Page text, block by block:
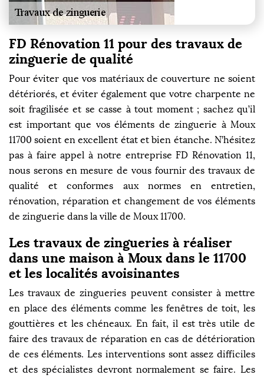
FD Rénovation 11 pour des travaux de
zinguerie de qualité
Pour éviter que vos matériaux de couverture ne soient
détériorés, et éviter également que votre charpente ne
soit fragilisée et se casse à tout moment ; sachez qu’il
est important que vos éléments de zinguerie à Moux
11700 soient en excellent état et bien étanche. N’hésitez
pas à faire appel à notre entreprise FD Rénovation 11,
nous serons en mesure de vous fournir des travaux de
qualité et conformes aux normes en entretien,
rénovation, réparation et changement de vos éléments
de zinguerie dans la ville de Moux 11700.
Les travaux de zingueries à réaliser
dans une maison à Moux dans le 11700
et les localités avoisinantes
Les travaux de zingueries peuvent consister à mettre
en place des éléments comme les fenêtres de toit, les
gouttières et les chéneaux. En fait, il est très utile de
faire des travaux de réparation en cas de détérioration
de ces éléments. Les interventions sont assez difficiles
et des spécialistes devront normalement se faire. Les